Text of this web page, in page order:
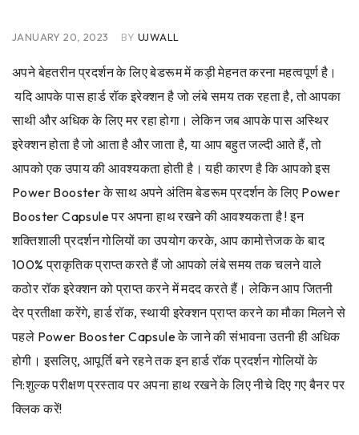
JANUARY 20, 2023 BY UJWALL
अपने बेहतरीन प्रदर्शन के लिए बेडरूम में कड़ी मेहनत करना महत्वपूर्ण है।
यदि आपके पास हार्ड रॉक इरेक्शन है जो लंबे समय तक रहता है, तो आपका
साथी और अधिक के लिए मर रहा होगा। लेकिन जब आपके पास अस्थिर
इरेक्शन होता है जो आता है और जाता है, या आप बहुत जल्दी आते हैं, तो
आपको एक उपाय की आवश्यकता होती है।यही कारण है कि आपको इस
Power Booster के साथ अपने अंतिम बेडरूम प्रदर्शन के लिए Power
Booster Capsuleपर अपना हाथ रखने की आवश्यकता है !इन
शक्तिशाली प्रदर्शन गोलियों का उपयोग करके, आप कामोत्तेजक के बाद
100% प्राकृतिक प्राप्त करते हैं जो आपको लंबे समय तक चलने वाले
कठोर रॉक इरेक्शन को प्राप्त करने में मदद करते हैं। लेकिन आप जितनी
देर प्रतीक्षा करेंगे, हार्ड रॉक, स्थायी इरेक्शन प्राप्त करने का मौका मिलने से
पहले Power Booster Capsule के जाने की संभावना उतनी ही अधिक
होगी। इसलिए, आपूर्ति बने रहने तक इन हार्ड रॉक प्रदर्शन गोलियों के
नि:शुल्क परीक्षण प्रस्ताव पर अपना हाथ रखने के लिए नीचे दिए गए बैनर पर
क्लिक करें!